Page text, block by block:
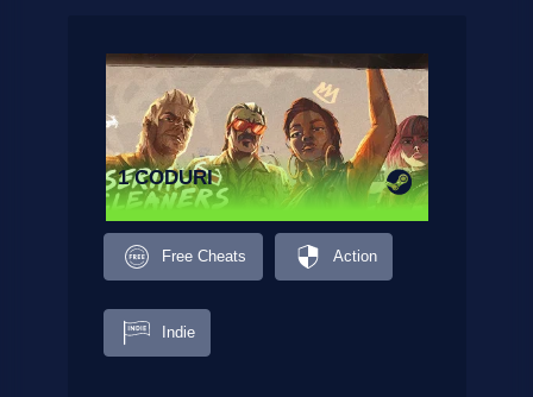
1 CODURI
Free Cheats Action
Indie